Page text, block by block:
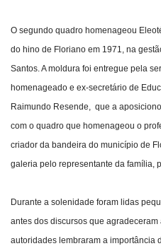
O segundo quadro homenageou
do hino de Floriano em 1971, na
Santos. A moldura foi entregue pela
homenageado e ex-secretário de
Raimundo Resende, que a
com o quadro que homenageou o
criador da bandeira do município de
galeria pelo representante da família,
Durante a solenidade foram lidas
antes dos discursos que
autoridades lembraram a importância